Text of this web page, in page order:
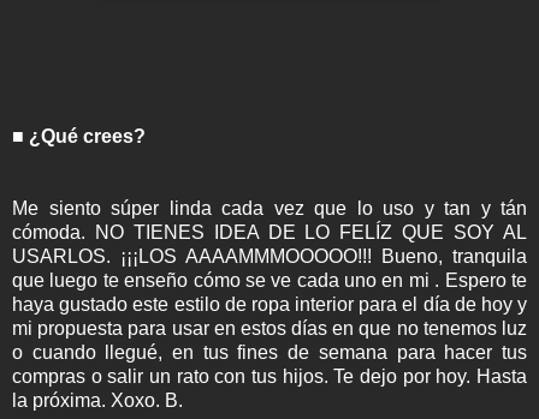
■ ¿Qué crees?
Me siento súper linda cada vez que lo uso y tan y tán
cómoda. NO TIENES IDEA DE LO FELÍZ QUE SOY AL
USARLOS. ¡¡¡LOS AAAAMMMOOOOO!!! Bueno, tranquila
que luego te enseño cómo se ve cada uno en mi . Espero te
haya gustado este estilo de ropa interior para el día de hoy y
mi propuesta para usar en estos días en que no tenemos luz
o cuando llegué, en tus fines de semana para hacer tus
compras o salir un rato con tus hijos. Te dejo por hoy. Hasta
la próxima. Xoxo. B.